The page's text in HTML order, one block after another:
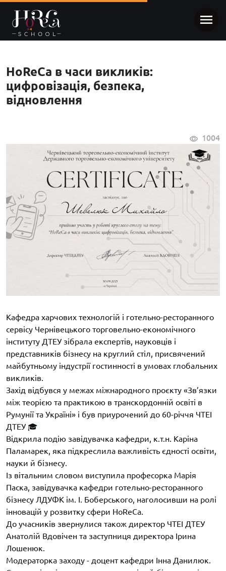
HoReCa в часи викликів:
цифровізація, безпека,
відновлення
1004
Кафедра харчових технологій і готельно-ресторанного
сервісу Чернівецького торговельно-економічного
інституту ДТЕУ зібрала експертів, науковців і
представників бізнесу на круглий стіл, присвячений
майбутньому індустрії гостинності в умовах глобальних
викликів.
Захід відбувся у межах міжнародного проєкту «Зв’язки
між теорією та практикою в транскордонній освіті в
Румунії та Україні» і був приурочений до 60-річчя ЧТЕІ
ДТЕУ 🎓
Відкрила подію завідувачка кафедри, к.т.н. Каріна
Паламарек, яка підкреслила важливість єдності освіти,
науки й бізнесу.
Із вітальним словом виступила професорка Марія
Паска, завідувачка кафедри готельно-ресторанного
бізнесу ЛДУФК ім. І. Боберського, наголосивши на ролі
інновацій у розвитку сфери HoReCa.
До учасників звернулися також директор ЧТЕІ ДТЕУ
Анатолій Вдовічен та заступниця директора Ірина
Лошенюк.
Модераторка заходу - доцент кафедри Інна Данилюк.